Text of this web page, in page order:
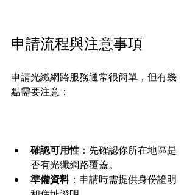
申請流程與注意事項
申請光纖網路服務通常很簡單，但有幾
點需要注意：
確認可用性 ：先確認你所在地區是
否有光纖網路覆蓋。
準備資料：申請時需提供身份證明